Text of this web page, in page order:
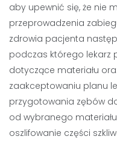
aby upewnić się, że nie
przeprowadzenia
zdrowia pacjenta
podczas którego lekarz
dotyczące materiału
zaakceptowaniu planu
przygotowania zębów
od wybranego
oszlifowanie części